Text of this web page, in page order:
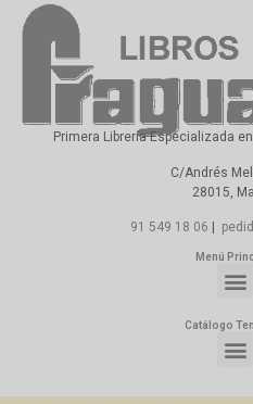
Primera Librería Especializada
C/Andrés
28015,
91 549 18 06
Menú
Catálogo